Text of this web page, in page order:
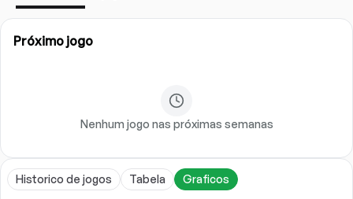
Próximo jogo
Nenhum jogo nas próximas semanas
Historico de jogos Tabela Graficos